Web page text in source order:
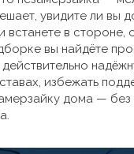
увидите ли вы
в стороне,
вы найдёте
избежать
дома — без